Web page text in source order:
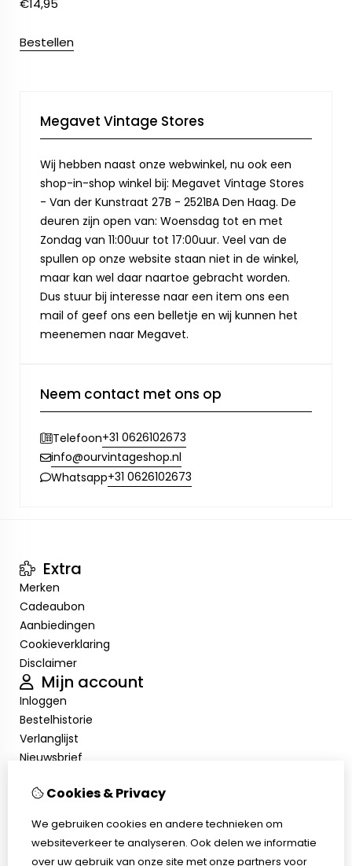
€14,95
Bestellen
Megavet Vintage Stores
Wij hebben naast onze webwinkel, nu ook een
shop-in-shop winkel bij: Megavet Vintage Stores
- Van der Kunstraat 27B - 2521BA Den Haag. De
deuren zijn open van: Woensdag tot en met
Zondag van 11:00uur tot 17:00uur. Veel van de
spullen op onze website staan niet in de winkel,
maar kan wel daar naartoe gebracht worden.
Dus stuur bij interesse naar een item ons een
mail of geef ons een belletje en wij kunnen het
meenemen naar Megavet.
Neem contact met ons op
Telefoon+31 0626102673
info@ourvintageshop.nl
Whatsapp+31 0626102673
Extra
Merken
Cadeaubon
Aanbiedingen
Cookieverklaring
Disclaimer
Mijn account
Inloggen
Bestelhistorie
Verlanglijst
Nieuwsbrief
Disclaimer
Contact
Cookies & Privacy
We gebruiken cookies en andere technieken om
websiteverkeer te analyseren. Ook delen we informatie
over uw gebruik van onze site met onze partners voor